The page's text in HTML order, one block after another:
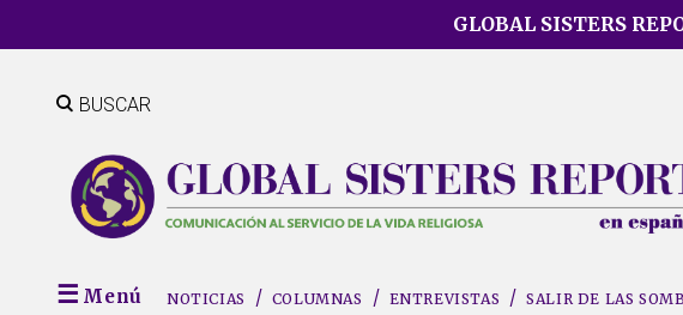
to
content
GLOBAL SISTERS
BUSCAR
Menú NOTICIAS COLUMNAS ENTREVISTAS SALIR DE LAS